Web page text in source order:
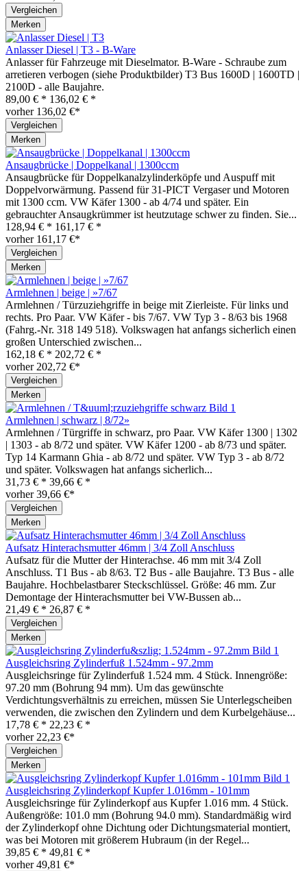
Vergleichen
Merken
Anlasser Diesel | T3 - B-Ware
Anlasser für Fahrzeuge mit Dieselmator. B-Ware - Schraube zum
arretieren verbogen (siehe Produktbilder) T3 Bus 1600D | 1600TD |
2100D - alle Baujahre.
89,00 € * 136,02 € *
vorher 136,02 €*
Vergleichen
Merken
Ansaugbrücke | Doppelkanal | 1300ccm
Ansaugbrücke für Doppelkanalzylinderköpfe und Auspuff mit
Doppelvorwärmung. Passend für 31-PICT Vergaser und Motoren
mit 1300 ccm. VW Käfer 1300 - ab 4/74 und später. Ein
gebrauchter Ansaugkrümmer ist heutzutage schwer zu finden. Sie...
128,94 € * 161,17 € *
vorher 161,17 €*
Vergleichen
Merken
Armlehnen | beige | »7/67
Armlehnen / Türzuziehgriffe in beige mit Zierleiste. Für links und
rechts. Pro Paar. VW Käfer - bis 7/67. VW Typ 3 - 8/63 bis 1968
(Fahrg.-Nr. 318 149 518). Volkswagen hat anfangs sicherlich einen
großen Unterschied zwischen...
162,18 € * 202,72 € *
vorher 202,72 €*
Vergleichen
Merken
Armlehnen | schwarz | 8/72»
Armlehnen / Türgriffe in schwarz, pro Paar. VW Käfer 1300 | 1302
| 1303 - ab 8/72 und später. VW Käfer 1200 - ab 8/73 und später.
Typ 14 Karmann Ghia - ab 8/72 und später. VW Typ 3 - ab 8/72
und später. Volkswagen hat anfangs sicherlich...
31,73 € * 39,66 € *
vorher 39,66 €*
Vergleichen
Merken
Aufsatz Hinterachsmutter 46mm | 3/4 Zoll Anschluss
Aufsatz für die Mutter der Hinterachse. 46 mm mit 3/4 Zoll
Anschluss. T1 Bus - ab 8/63. T2 Bus - alle Baujahre. T3 Bus - alle
Baujahre. Hochbelastbarer Steckschlüssel. Größe: 46 mm. Zur
Demontage der Hinterachsmutter bei VW-Bussen ab...
21,49 € * 26,87 € *
Vergleichen
Merken
Ausgleichsring Zylinderfuß 1.524mm - 97.2mm
Ausgleichsringe für Zylinderfuß 1.524 mm. 4 Stück. Innengröße:
97.20 mm (Bohrung 94 mm). Um das gewünschte
Verdichtungsverhältnis zu erreichen, müssen Sie Unterlegscheiben
verwenden, die zwischen den Zylindern und dem Kurbelgehäuse...
17,78 € * 22,23 € *
vorher 22,23 €*
Vergleichen
Merken
Ausgleichsring Zylinderkopf Kupfer 1.016mm - 101mm
Ausgleichsringe für Zylinderkopf aus Kupfer 1.016 mm. 4 Stück.
Außengröße: 101.0 mm (Bohrung 94.0 mm). Standardmäßig wird
der Zylinderkopf ohne Dichtung oder Dichtungsmaterial montiert,
was bei Motoren mit größerem Hubraum (in der Regel...
39,85 € * 49,81 € *
vorher 49,81 €*